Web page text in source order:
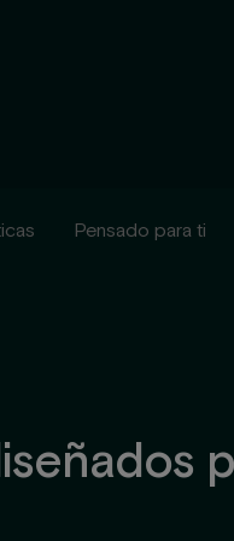
Pensado para ti